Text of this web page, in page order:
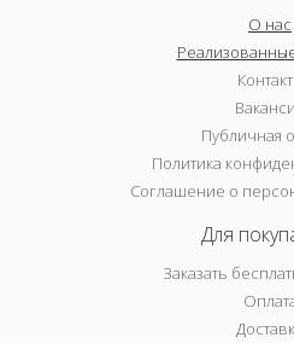
О нас
Публичная
Политика
Соглашение о
Для
Заказать